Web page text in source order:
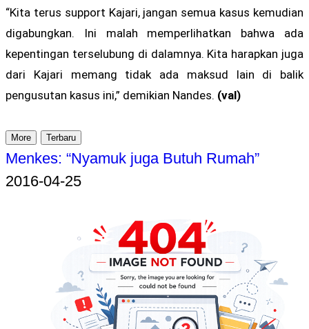
“Kita terus support Kajari, jangan semua kasus kemudian
digabungkan. Ini malah memperlihatkan bahwa ada
kepentingan terselubung di dalamnya. Kita harapkan juga
dari Kajari memang tidak ada maksud lain di balik
pengusutan kasus ini,” demikian Nandes. (val)
More Terbaru
Menkes: “Nyamuk juga Butuh Rumah”
2016-04-25